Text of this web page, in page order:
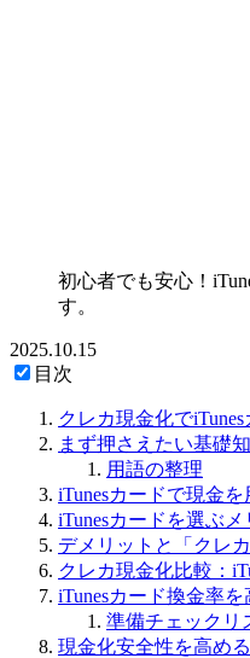
初心者でも安心！
す。
2025.10.15
目次
クレカ現金化で
まず押さえたい基礎
用語の整理
iTunesカードで現金
iTunesカードを選ぶ
デメリットと「クレ
クレカ現金化比較：
iTunesカード換金率
準備チェックリ
現金化安全性を高め